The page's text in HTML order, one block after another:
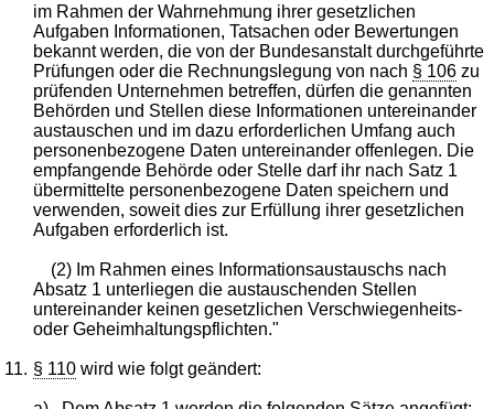
im Rahmen der Wahrnehmung ihrer gesetzlichen
Aufgaben Informationen, Tatsachen oder Bewertungen
bekannt werden, die von der Bundesanstalt durchgeführte
Prüfungen oder die Rechnungslegung von nach § 106 zu
prüfenden Unternehmen betreffen, dürfen die genannten
Behörden und Stellen diese Informationen untereinander
austauschen und im dazu erforderlichen Umfang auch
personenbezogene Daten untereinander offenlegen. Die
empfangende Behörde oder Stelle darf ihr nach Satz 1
übermittelte personenbezogene Daten speichern und
verwenden, soweit dies zur Erfüllung ihrer gesetzlichen
Aufgaben erforderlich ist.
(2) Im Rahmen eines Informationsaustauschs nach
Absatz 1 unterliegen die austauschenden Stellen
untereinander keinen gesetzlichen Verschwiegenheits-
oder Geheimhaltungspflichten."
11. § 110 wird wie folgt geändert: